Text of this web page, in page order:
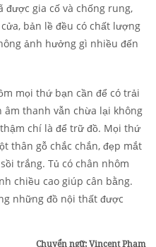
được gia cố và chống rung,
bản lề đều có chất lượng
ảnh hưởng gì nhiều đến
mọi thứ bạn cần để có trải
thanh vẫn chừa lại không
chí là để trữ đồ. Mọi thứ
thân gỗ chắc chắn, đẹp mắt
trắng. Tủ có chân nhôm
chiều cao giúp cân bằng.
những đồ nội thất được
Chuyển ngữ: Vincent Phạm